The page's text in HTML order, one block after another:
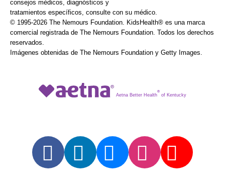
consejos médicos, diagnósticos y
tratamientos específicos, consulte con su médico.
© 1995-2026 The Nemours Foundation. KidsHealth® es una marca
comercial registrada de The Nemours Foundation. Todos los derechos
reservados.
Imágenes obtenidas de The Nemours Foundation y Getty Images.
Aetna Better Health
®
of Kentucky